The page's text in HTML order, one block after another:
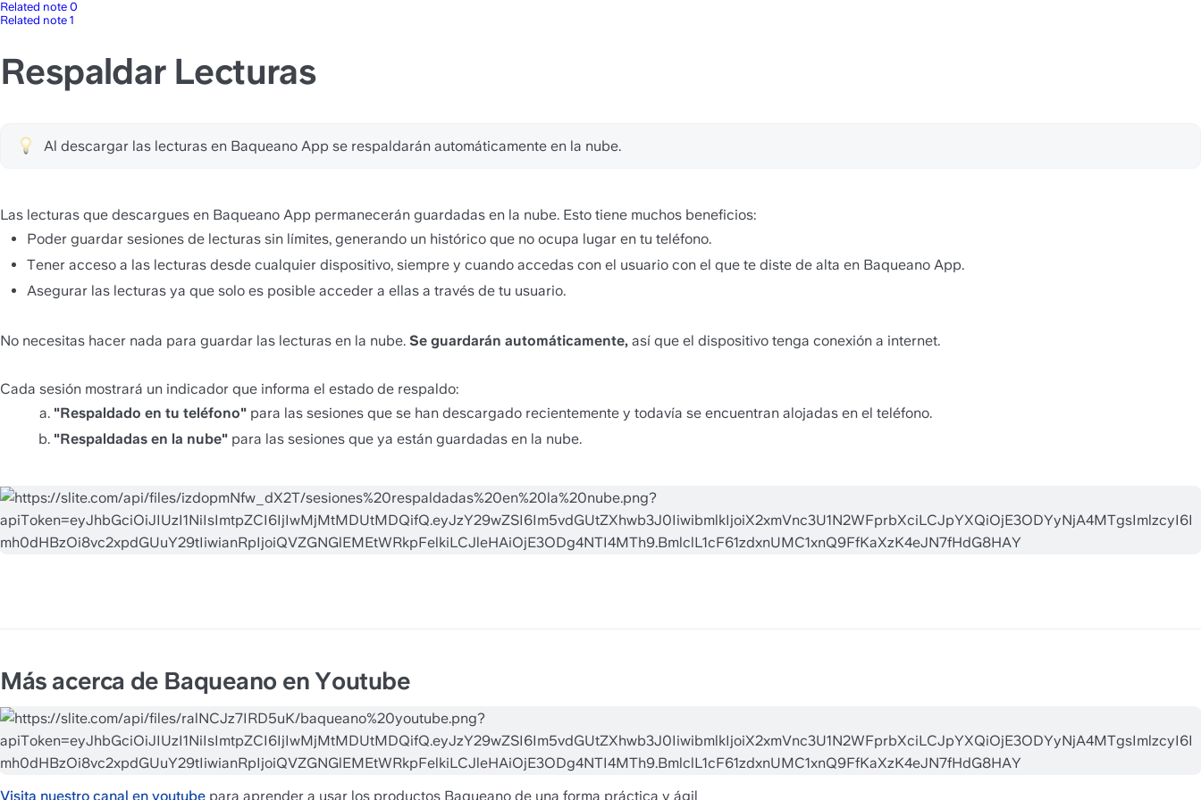
Related note 0
Related note 1
Respaldar Lecturas
Al descargar las lecturas en Baqueano App se respaldarán automáticamente en la nube.
Las lecturas que descargues en Baqueano App permanecerán guardadas en la nube. Esto tiene muchos beneficios:
Poder guardar sesiones de lecturas sin límites, generando un histórico que no ocupa lugar en tu teléfono.
Tener acceso a las lecturas desde cualquier dispositivo, siempre y cuando accedas con el usuario con el que te diste de alta en Baqueano App.
Asegurar las lecturas ya que solo es posible acceder a ellas a través de tu usuario.
No necesitas hacer nada para guardar las lecturas en la nube. Se guardarán automáticamente, así que el dispositivo tenga conexión a internet.
Cada sesión mostrará un indicador que informa el estado de respaldo:
"Respaldado en tu teléfono" para las sesiones que se han descargado recientemente y todavía se encuentran alojadas en el teléfono.
"Respaldadas en la nube" para las sesiones que ya están guardadas en la nube.
Más acerca de Baqueano en Youtube
Visita nuestro canal en youtube para aprender a usar los productos Baqueano de una forma práctica y ágil